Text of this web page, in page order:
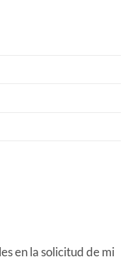
en la solicitud de mi